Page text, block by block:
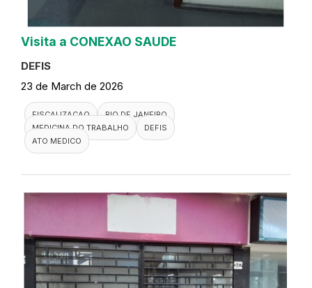
Visita a CONEXAO SAUDE
DEFIS
23 de March de 2026
FISCALIZACAO
RIO DE JANEIRO
MEDICINA DO TRABALHO
DEFIS
ATO MEDICO